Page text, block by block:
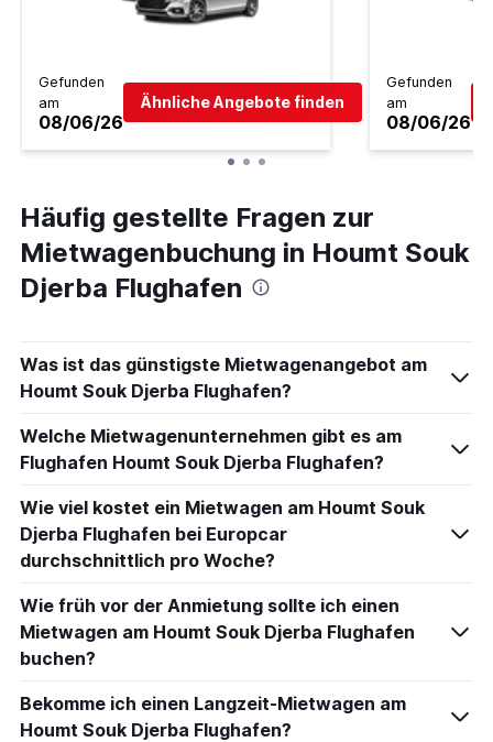
Gefunden
am
08/06/26
Ähnliche Angebote finden
Gefunden
am
08/06/26
Häufig gestellte Fragen zur
Mietwagenbuchung in Houmt Souk
Djerba Flughafen
Was ist das günstigste Mietwagenangebot am
Houmt Souk Djerba Flughafen?
Welche Mietwagenunternehmen gibt es am
Flughafen Houmt Souk Djerba Flughafen?
Wie viel kostet ein Mietwagen am Houmt Souk
Djerba Flughafen bei Europcar
durchschnittlich pro Woche?
Wie früh vor der Anmietung sollte ich einen
Mietwagen am Houmt Souk Djerba Flughafen
buchen?
Bekomme ich einen Langzeit-Mietwagen am
Houmt Souk Djerba Flughafen?